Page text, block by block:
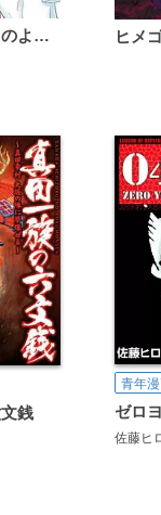
恋は雨上がりのように
銭
青年
ゼロ
佐藤ヒ